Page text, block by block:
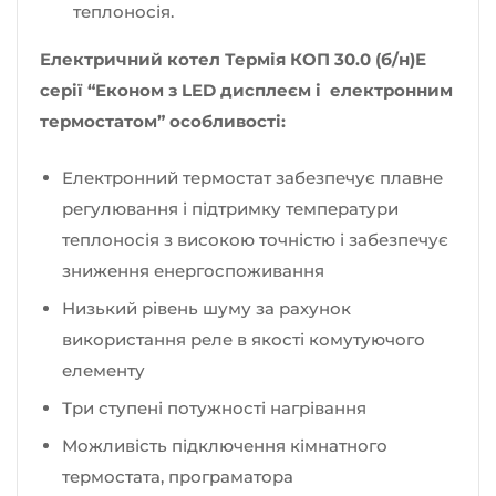
теплоносія.
Електричний котел Термія КОП 30.0 (б/н)Е
серії “Економ з LED дисплеєм і електронним
термостатом” особливості:
Електронний термостат забезпечує плавне
регулювання і підтримку температури
теплоносія з високою точністю і забезпечує
зниження енергоспоживання
Низький рівень шуму за рахунок
використання реле в якості комутуючого
елементу
Три ступені потужності нагрівання
Можливість підключення кімнатного
термостата, програматора